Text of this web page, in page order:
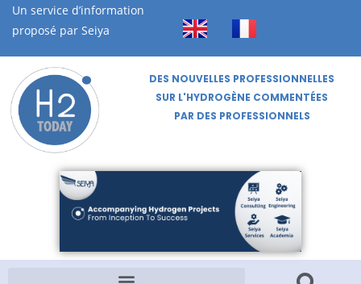
Un service d’information
proposé par Seiya
DES NOUVELLES PROFESSIONNELLES
SUR L'HYDROGÈNE COMMENTÉES
PAR DES PROFESSIONNELS